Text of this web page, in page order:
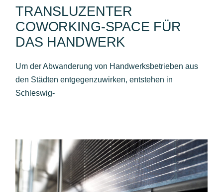
TRANSLUZENTER
COWORKING-SPACE FÜR
DAS HANDWERK
Um der Abwanderung von Handwerksbetrieben aus
den Städten entgegenzuwirken, entstehen in
Schleswig-